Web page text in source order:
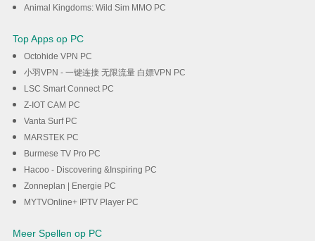
Animal Kingdoms: Wild Sim MMO PC
Top Apps op PC
Octohide VPN PC
小羽VPN - 一键连接 无限流量 白嫖VPN PC
LSC Smart Connect PC
Z-IOT CAM PC
Vanta Surf PC
MARSTEK PC
Burmese TV Pro PC
Hacoo - Discovering &Inspiring PC
Zonneplan | Energie PC
MYTVOnline+ IPTV Player PC
Meer Spellen op PC